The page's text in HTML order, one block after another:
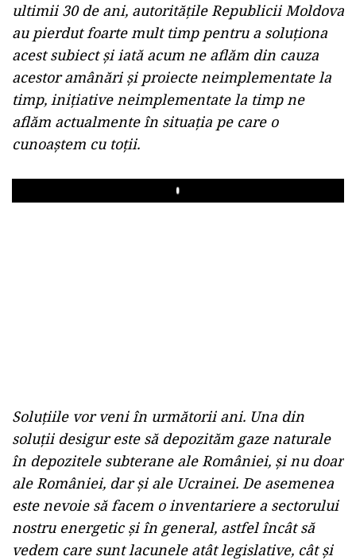
ultimii 30 de ani, autoritățile Republicii Moldova
au pierdut foarte mult timp pentru a soluționa
acest subiect și iată acum ne aflăm din cauza
acestor amânări și proiecte neimplementate la
timp, inițiative neimplementate la timp ne
aflăm actualmente în situația pe care o
cunoaștem cu toții.
Play
Soluțiile vor veni în următorii ani. Una din
soluții desigur este să depozităm gaze naturale
în depozitele subterane ale României, și nu doar
ale României, dar și ale Ucrainei. De asemenea
este nevoie să facem o inventariere a sectorului
nostru energetic și în general, astfel încât să
vedem care sunt lacunele atât legislative, cât și